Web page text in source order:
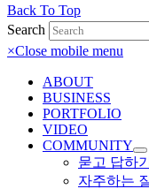
Back To Top
Search
×Close mobile menu
ABOUT
BUSINESS
PORTFOLIO
VIDEO
COMMUNITY
묻고 답하기
자주하는